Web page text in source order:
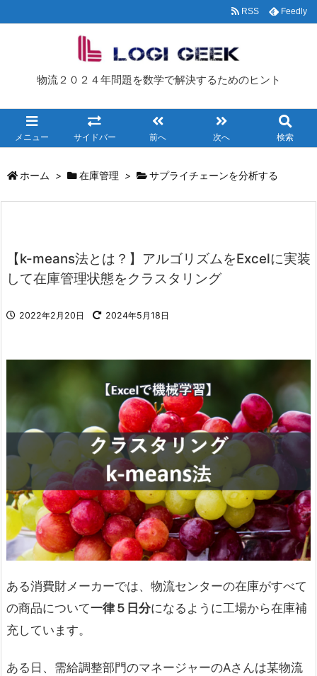
物流２０２４年問題を数学で解決するためのヒント
メニュー サイドバー 前へ 次へ 検索
RSS Feedly
ホーム > 在庫管理 > サプライチェーンを分析する
【k-means法とは？】アルゴリズムをExcelに実装
して在庫管理状態をクラスタリング
2022年2月20日 2024年5月18日
ある消費財メーカーでは、物流センターの在庫がすべて
の商品について一律５日分になるように工場から在庫補
充しています。
ある日、需給調整部門のマネージャーのAさんは某物流